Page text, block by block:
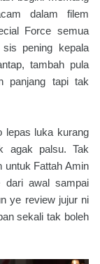
dalam filem
Force semua
pening kepala
tambah pula
panjang tapi tak
lepas luka kurang
agak palsu. Tak
untuk Fattah Amin
dari awal sampai
ye review jujur ni
sekali tak boleh